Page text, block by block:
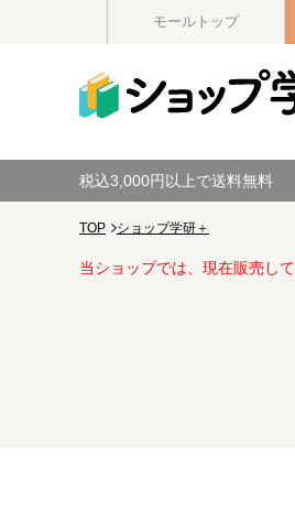
モールトップ
税込3,000円以上で送料無料
TOP ショップ学研＋
当ショップでは、現在販売して